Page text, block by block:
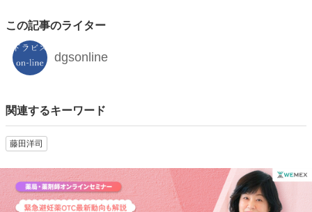
この記事のライター
dgsonline
関連するキーワード
藤田洋司